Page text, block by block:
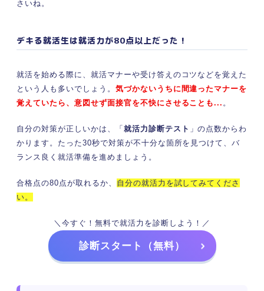
さいね。
デキる就活生は就活力が80点以上だった！
就活を始める際に、就活マナーや受け答えのコツなどを覚えた
という人も多いでしょう。 気づかないうちに間違ったマナーを
覚えていたら、意図せず面接官を不快にさせることも... 。
自分の対策が正しいかは、「 就活力診断テスト 」の点数からわ
かります。たった30秒で対策が不十分な箇所を見つけて、バ
ランス良く就活準備を進めましょう。
合格点の80点が取れるか、 自分の就活力を試してみてくださ
い。
＼今すぐ！無料で就活力を診断しよう！／
診断スタート（無料）